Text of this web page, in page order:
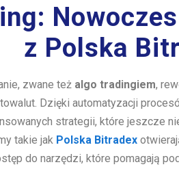
z Polska
zwane też algo tradingiem,
Dzięki automatyzacji
strategii, które jeszcze
takie jak Polska Bitradex
do narzędzi, które pomagają